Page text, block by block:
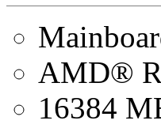
AMD®
16384